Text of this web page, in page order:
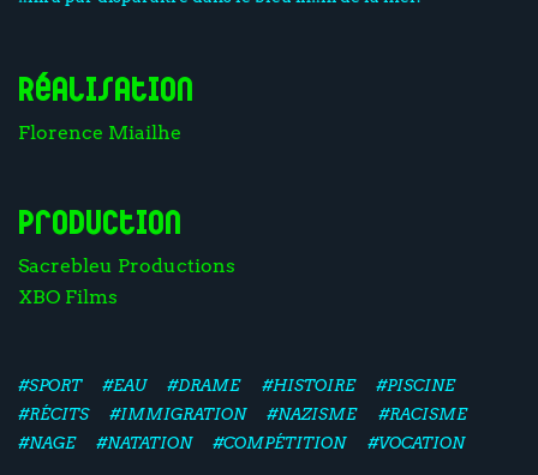
Réalisation
Florence Miailhe
Production
Sacrebleu Productions
XBO Films
#SPORT #EAU #DRAME #HISTOIRE
#PISCINE
#RÉCITS
#IMMIGRATION #NAZISME
#RACISME
#NAGE
#NATATION #COMPÉTITION #VOCATION